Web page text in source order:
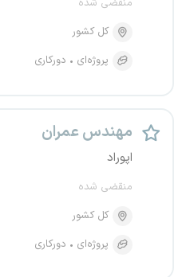
منقضی شده
کل کشور
پروژه‌ای
دورکاری
مهندس عمران
اپوراد
منقضی شده
کل کشور
پروژه‌ای
دورکاری